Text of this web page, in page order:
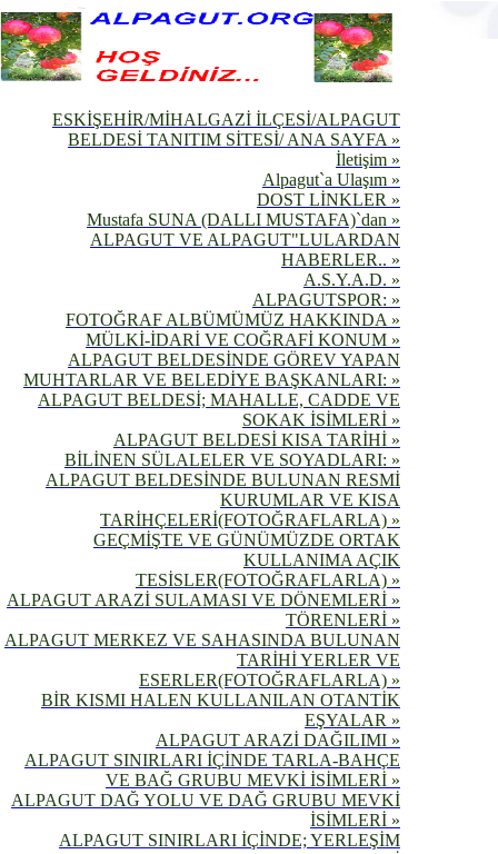
ESKİŞEHİR/MİHALGAZİ İLÇESİ/ALPAGUT
BELDESİ TANITIM SİTESİ/ ANA SAYFA »
İletişim »
Alpagut`a Ulaşım »
DOST LİNKLER »
Mustafa SUNA (DALLI MUSTAFA)`dan »
ALPAGUT VE ALPAGUT"LULARDAN
HABERLER.. »
A.S.Y.A.D. »
ALPAGUTSPOR: »
FOTOĞRAF ALBÜMÜMÜZ HAKKINDA »
MÜLKİ-İDARİ VE COĞRAFİ KONUM »
ALPAGUT BELDESİNDE GÖREV YAPAN
MUHTARLAR VE BELEDİYE BAŞKANLARI: »
ALPAGUT BELDESİ; MAHALLE, CADDE VE
SOKAK İSİMLERİ »
ALPAGUT BELDESİ KISA TARİHİ »
BİLİNEN SÜLALELER VE SOYADLARI: »
ALPAGUT BELDESİNDE BULUNAN RESMİ
KURUMLAR VE KISA
TARİHÇELERİ(FOTOĞRAFLARLA) »
GEÇMİŞTE VE GÜNÜMÜZDE ORTAK
KULLANIMA AÇIK
TESİSLER(FOTOĞRAFLARLA) »
ALPAGUT ARAZİ SULAMASI VE DÖNEMLERİ »
TÖRENLERİ »
ALPAGUT MERKEZ VE SAHASINDA BULUNAN
TARİHİ YERLER VE
ESERLER(FOTOĞRAFLARLA) »
BİR KISMI HALEN KULLANILAN OTANTİK
EŞYALAR »
ALPAGUT ARAZİ DAĞILIMI »
ALPAGUT SINIRLARI İÇİNDE TARLA-BAHÇE
VE BAĞ GRUBU MEVKİ İSİMLERİ »
ALPAGUT DAĞ YOLU VE DAĞ GRUBU MEVKİ
İSİMLERİ »
ALPAGUT SINIRLARI İÇİNDE; YERLEŞİM